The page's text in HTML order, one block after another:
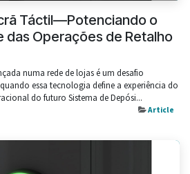
Táctil—Potenciando o
das Operações de Retalho
numa rede de lojas é um desafio
essa tecnologia define a experiência do
do futuro Sistema de Depósi...
Article